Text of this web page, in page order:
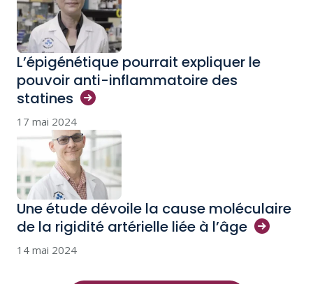
L’épigénétique pourrait expliquer le
pouvoir anti-inflammatoire des
statines
17 mai 2024
Une étude dévoile la cause moléculaire
de la rigidité artérielle liée à l’âge
14 mai 2024